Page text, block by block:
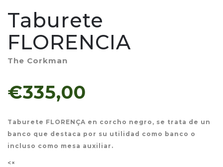
Taburete
FLORENCIA
The Corkman
€335,00
Taburete FLORENÇA en corcho negro, se trata de un
banco que destaca por su utilidad como banco o
incluso como mesa auxiliar.
<×